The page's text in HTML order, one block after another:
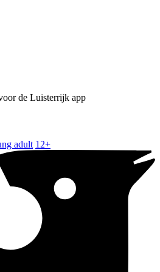
de Luisterrijk app
adult 12+